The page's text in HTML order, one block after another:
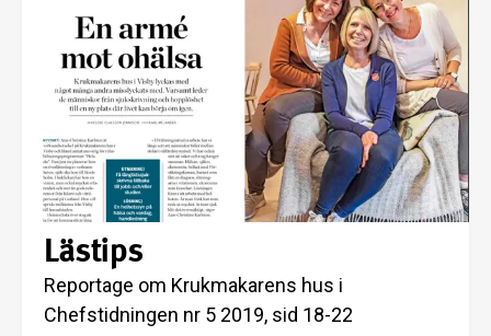
Lästips
Reportage om Krukmakarens hus i
Chefstidningen nr 5 2019, sid 18-22